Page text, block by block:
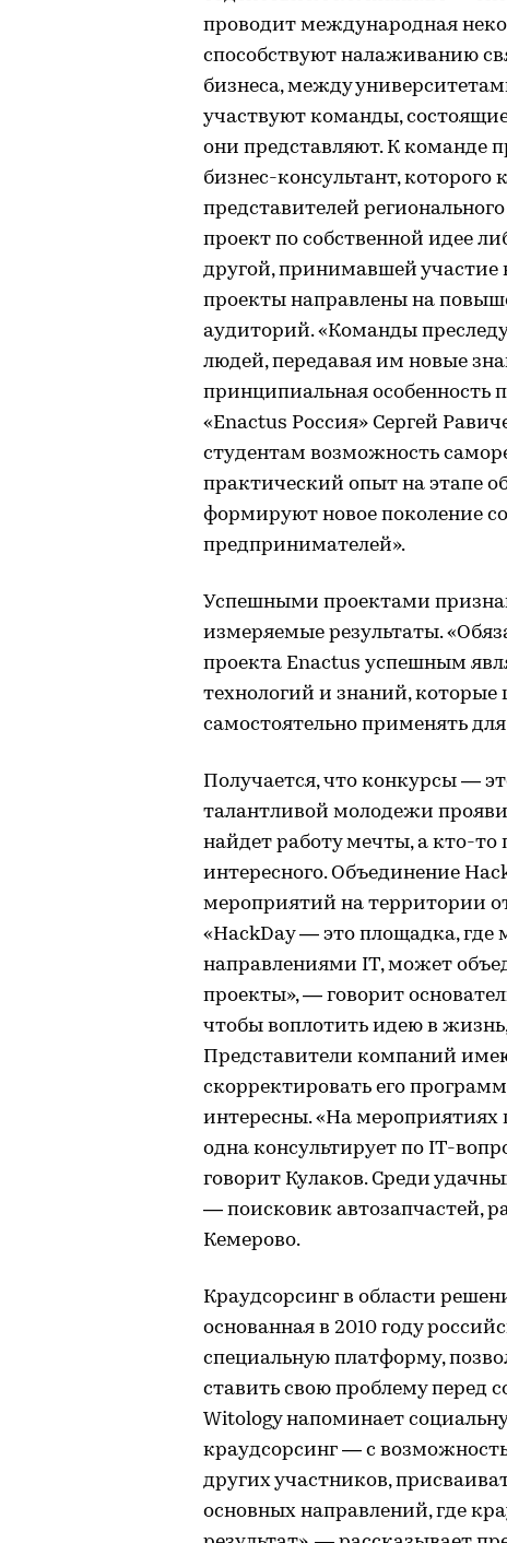
проводит международная
способствуют налаживанию
бизнеса, между
участвуют команды,
они представляют. К команде
бизнес-консультант,
представителей
проект по собственной идее
другой, принимавшей участие
проекты направлены на
аудиторий. «Команды
людей, передавая им новые
принципиальная особенность
«Enactus Россия» Сергей
студентам возможность
практический опыт на этапе
формируют новое поколение
предпринимателей».
Успешными проектами
измеряемые результаты.
проекта Enactus успешным
технологий и знаний,
самостоятельно применять
Получается, что конкурсы —
талантливой молодежи
найдет работу мечты, а кто-то
интересного. Объединение
мероприятий на территории
«HackDay — это площадка,
направлениями IT, может
проекты», — говорит
чтобы воплотить идею в
Представители компаний
скорректировать его
интересны. «На
одна консультирует по IT-
говорит Кулаков. Среди
— поисковик автозапчастей,
Кемерово.
Краудсорсинг в области
основанная в 2010 году
специальную платформу,
ставить свою проблему перед
Witology напоминает
краудсорсинг — с
других участников,
основных направлений, где